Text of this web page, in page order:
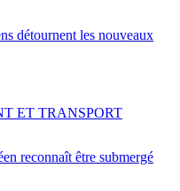
détournent les nouveaux
reconnaît être submergé
ET TRANSPORT